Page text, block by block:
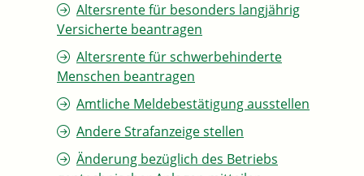
Altersrente für besonders langjährig
Versicherte beantragen
Altersrente für schwerbehinderte
Menschen beantragen
Amtliche Meldebestätigung ausstellen
Andere Strafanzeige stellen
Änderung bezüglich des Betriebs